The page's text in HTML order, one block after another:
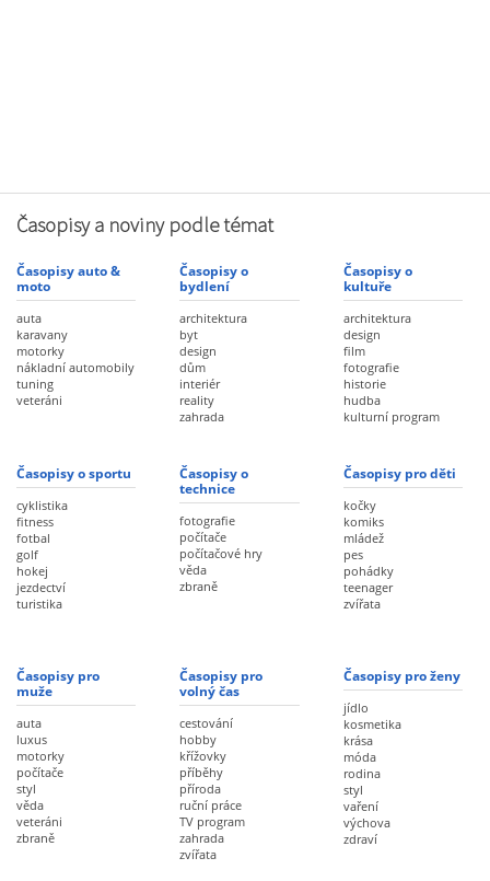
Časopisy a noviny podle témat
Časopisy auto &
moto
auta
karavany
motorky
nákladní automobily
tuning
veteráni
Časopisy o
bydlení
architektura
byt
design
dům
interiér
reality
zahrada
Časopisy o
kultuře
architektura
design
film
fotografie
historie
hudba
kulturní program
Časopisy o sportu
cyklistika
fitness
fotbal
golf
hokej
jezdectví
turistika
Časopisy o
technice
fotografie
počítače
počítačové hry
věda
zbraně
Časopisy pro děti
kočky
komiks
mládež
pes
pohádky
teenager
zvířata
Časopisy pro
muže
auta
luxus
motorky
počítače
styl
věda
veteráni
zbraně
Časopisy pro
volný čas
cestování
hobby
křížovky
příběhy
příroda
ruční práce
TV program
zahrada
zvířata
Časopisy pro ženy
jídlo
kosmetika
krása
móda
rodina
styl
vaření
výchova
zdraví